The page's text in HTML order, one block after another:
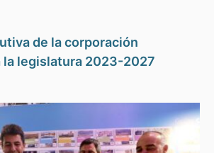
de la corporación
la legislatura 2023-2027